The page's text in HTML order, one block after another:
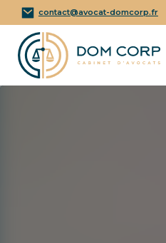
contact@avocat-domcorp.fr